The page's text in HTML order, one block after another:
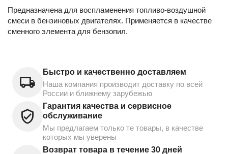
Предназначена для воспламенения топливо-воздушной
смеси в бензиновых двигателях. Применяется в качестве
сменного элемента для бензопил.
Быстро и качественно доставляем
Наша компания производит доставку по всей
России и ближнему зарубежью
Гарантия качества и сервисное
обслуживание
Мы предлагаем только те товары, в качестве
которых мы уверены
Возврат товара в течение 30 дней